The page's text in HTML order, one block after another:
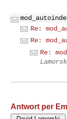
Re:
Re:
Re:
Antwort per